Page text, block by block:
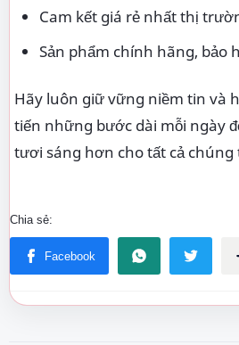
Cam kết giá rẻ nhất thị
Sản phẩm chính hãng, bảo
Hãy luôn giữ vững niềm tin và
tiến những bước dài mỗi ngày
tươi sáng hơn cho tất cả chúng